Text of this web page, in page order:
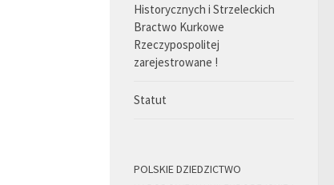
Historycznych i Strzeleckich
Bractwo Kurkowe
Rzeczypospolitej
zarejestrowane !
Statut
POLSKIE DZIEDZICTWO